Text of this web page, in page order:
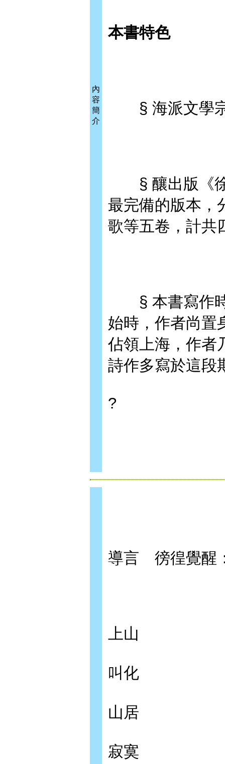
內
容
簡
介
本書特色
§ 海派文學宗
§ 釀出版《徐
最完備的版本，
歌等五卷，計共
§ 本書寫作時
始時，作者尚置
佔領上海，作者
詩作多寫於這段
?
導言 徬徨覺醒
上山
叫化
山居
寂寞